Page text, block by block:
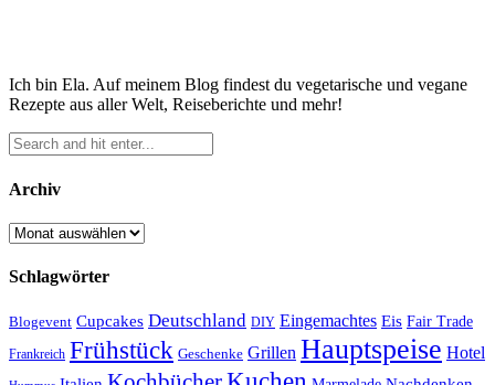
Ich bin Ela. Auf meinem Blog findest du vegetarische und vegane
Rezepte aus aller Welt, Reiseberichte und mehr!
Archiv
Archiv
Schlagwörter
Blogevent Cupcakes Deutschland DIY Eingemachtes Eis Fair Trade
Frankreich Frühstück Geschenke Grillen Hauptspeise Hotel